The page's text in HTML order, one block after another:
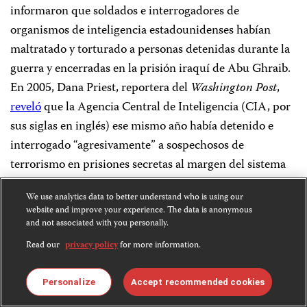
informaron que soldados e interrogadores de
organismos de inteligencia estadounidenses habían
maltratado y torturado a personas detenidas durante la
guerra y encerradas en la prisión iraquí de Abu Ghraib.
En 2005, Dana Priest, reportera del Washington Post,
revelóque la Agencia Central de Inteligencia (CIA, por
sus siglas en inglés) ese mismo año había detenido e
interrogado “agresivamente” a sospechosos de
terrorismo en prisiones secretas al margen del sistema
jurídico y ubicadas fuera de Estados Unidos. Más tarde
ese año, los reporteros delNew York TimesJames Risen
y Eric Lichtblau por primera vez
intercepción de llamadas telefónicas de
secreto de vigilancia electrónica de la NSA. En 2006,
Risen publicó un libro en el que reveló un fallido
We use analytics data to better understand who is using our
website and improve your experience. The data is anonymous
and not associated with you personally.
Read our privacy policyfor more information.
Personalize Accept recommended cookies